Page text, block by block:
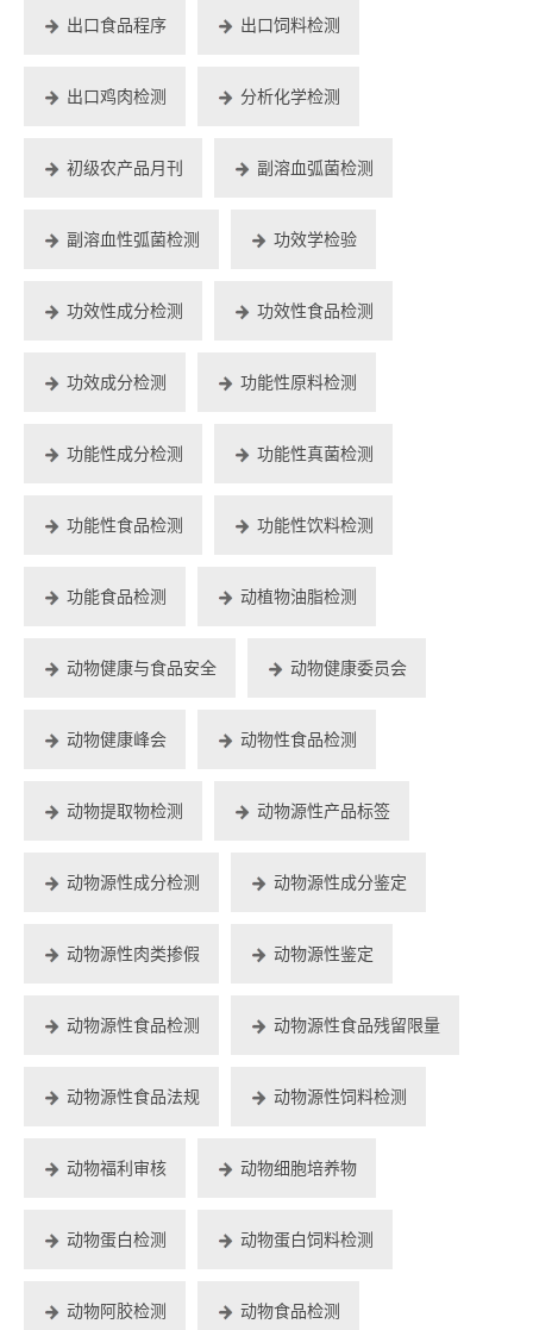
出口食品程序 出口饲料检测
出口鸡肉检测 分析化学检测
初级农产品月刊 副溶血弧菌检测
副溶血性弧菌检测 功效学检验
功效性成分检测 功效性食品检测
功效成分检测 功能性原料检测
功能性成分检测 功能性真菌检测
功能性食品检测 功能性饮料检测
功能食品检测 动植物油脂检测
动物健康与食品安全 动物健康委员会
动物健康峰会 动物性食品检测
动物提取物检测 动物源性产品标签
动物源性成分检测 动物源性成分鉴定
动物源性肉类掺假 动物源性鉴定
动物源性食品检测 动物源性食品残留限量
动物源性食品法规 动物源性饲料检测
动物福利审核 动物细胞培养物
动物蛋白检测 动物蛋白饲料检测
动物阿胶检测 动物食品检测